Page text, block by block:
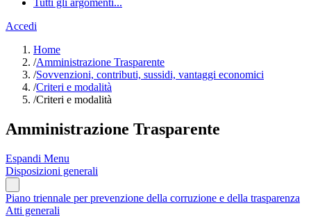
Tutti gli argomenti...
Accedi
Home
/Amministrazione Trasparente
/Sovvenzioni, contributi, sussidi, vantaggi economici
/Criteri e modalità
/Criteri e modalità
Amministrazione Trasparente
Espandi Menu
Disposizioni generali
Piano triennale per prevenzione della corruzione e della trasparenza
Atti generali